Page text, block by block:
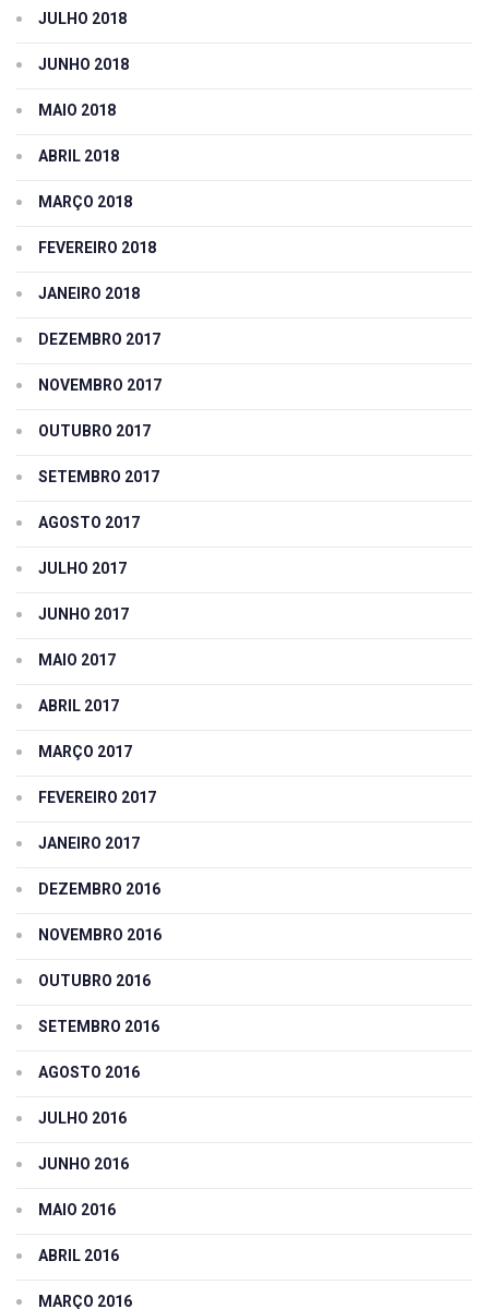
JULHO 2018
JUNHO 2018
MAIO 2018
ABRIL 2018
MARÇO 2018
FEVEREIRO 2018
JANEIRO 2018
DEZEMBRO 2017
NOVEMBRO 2017
OUTUBRO 2017
SETEMBRO 2017
AGOSTO 2017
JULHO 2017
JUNHO 2017
MAIO 2017
ABRIL 2017
MARÇO 2017
FEVEREIRO 2017
JANEIRO 2017
DEZEMBRO 2016
NOVEMBRO 2016
OUTUBRO 2016
SETEMBRO 2016
AGOSTO 2016
JULHO 2016
JUNHO 2016
MAIO 2016
ABRIL 2016
MARÇO 2016